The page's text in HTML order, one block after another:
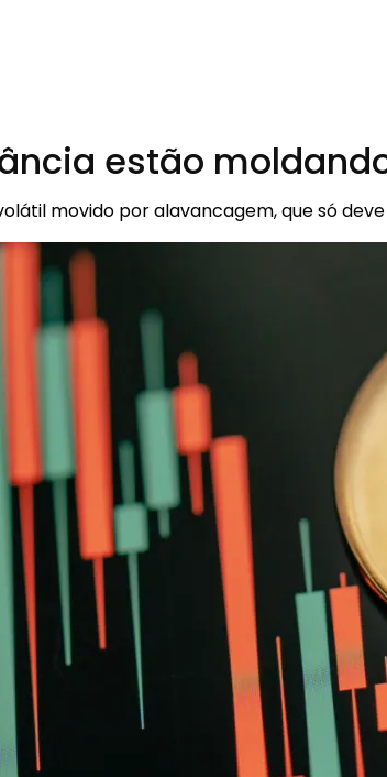
estão
movido por alavancagem, que só